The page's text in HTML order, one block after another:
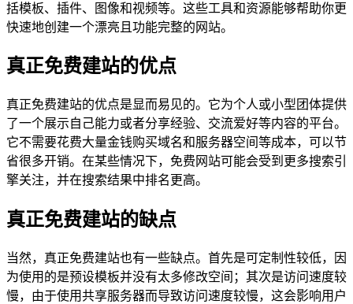
括模板、插件、图像和视频等。这些工具和资源能够帮助你更
快速地创建一个漂亮且功能完整的网站。
真正免费建站的优点
真正免费建站的优点是显而易见的。它为个人或小型团体提供
了一个展示自己能力或者分享经验、交流爱好等内容的平台。
它不需要花费大量金钱购买域名和服务器空间等成本，可以节
省很多开销。在某些情况下，免费网站可能会受到更多搜索引
擎关注，并在搜索结果中排名更高。
真正免费建站的缺点
当然，真正免费建站也有一些缺点。首先是可定制性较低，因
为使用的是预设模板并没有太多修改空间；其次是访问速度较
慢，由于使用共享服务器而导致访问速度较慢，这会影响用户